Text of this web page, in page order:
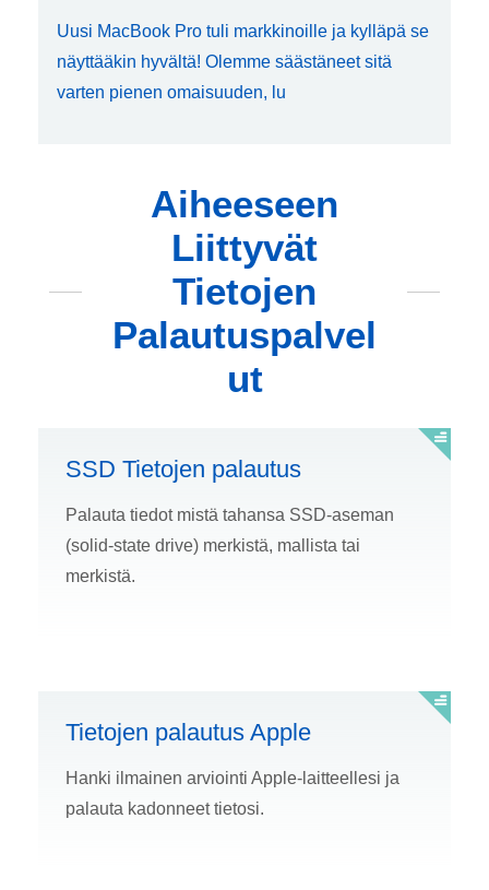
Uusi MacBook Pro tuli markkinoille ja kylläpä se
näyttääkin hyvältä! Olemme säästäneet sitä
varten pienen omaisuuden, lu
Aiheeseen
Liittyvät
Tietojen
Palautuspalvel
ut
SSD Tietojen palautus
Palauta tiedot mistä tahansa SSD-aseman
(solid-state drive) merkistä, mallista tai
merkistä.
Tietojen palautus Apple
Hanki ilmainen arviointi Apple-laitteellesi ja
palauta kadonneet tietosi.